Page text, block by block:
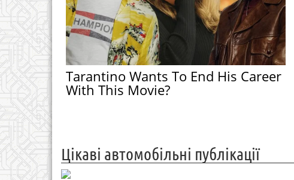
Tarantino Wants To End His Career
With This Movie?
Цікаві автомобільні публікації